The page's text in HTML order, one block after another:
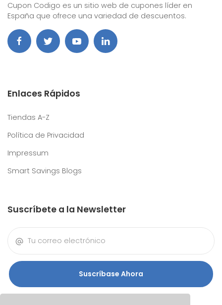
Cupon Codigo es un sitio web de cupones líder en
España que ofrece una variedad de descuentos.
Enlaces Rápidos
Tiendas A-Z
Política de Privacidad
Impressum
Smart Savings Blogs
Suscríbete a la Newsletter
Suscríbase Ahora